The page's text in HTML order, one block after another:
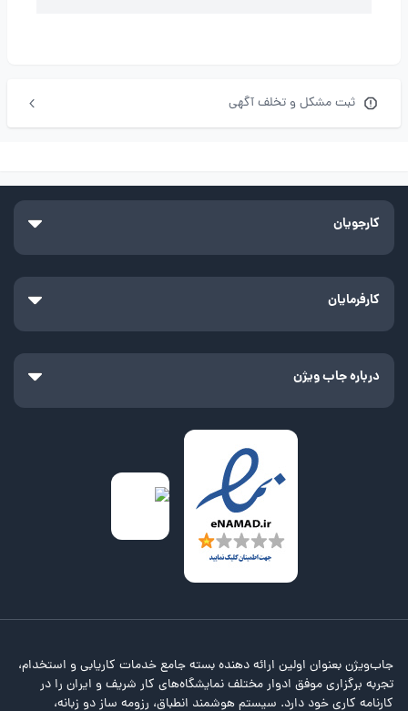
ثبت مشکل و تخلف آگهی
کارجویان
کارفرمایان
درباره جاب ویژن
جاب‌ویژن بعنوان اولین ارائه دهنده بسته جامع خدمات کاریابی و استخدام،
تجربه برگزاری موفق ادوار مختلف نمایشگاه‌های کار شریف و ایران را در
کارنامه کاری خود دارد. سیستم هوشمند انطباق، رزومه ساز دو زبانه،